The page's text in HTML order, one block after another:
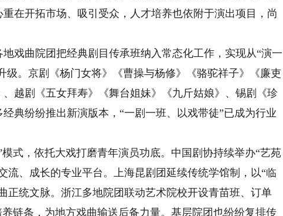
在开拓市场、吸引受众，人才培养也依附于演出项目，尚
曲院团把经典剧目传承班纳入常态化工作，实现从“演一
级。京剧《杨门女将》《曹操与杨修》《骆驼祥子》《廉吏
越剧《五女拜寿》《舞台姐妹》《九斤姑娘》、锡剧《珍
典纷纷推出新演版本，“一剧一班、以戏带徒”已成为行业
，依托大戏打磨青年演员功底。中国剧协持续举办“艺苑
流、成长的专业平台。上海昆剧团延续传统学馆制，以“临
正统文脉。浙江多地院团联动艺术院校开设青苗班、订单
链条，为地方戏曲输送后备力量。基层院团也纷纷复排传